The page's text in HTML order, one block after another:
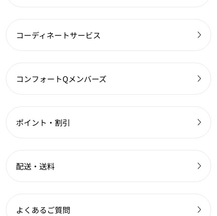
コーディネートサービス
コンフォートQメンバーズ
ポイント・割引
配送・送料
よくあるご質問